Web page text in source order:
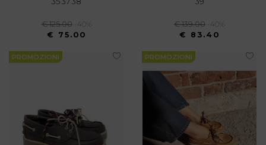
€ 125.00
-40%
€ 75.00
€ 139.00
-40%
€ 83.40
PROMOZIONI PROMOZIONI